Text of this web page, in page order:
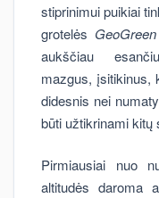
stiprinimui puikiai
grotelės GeoGreen
aukščiau
mazgus, įsitikinus,
didesnis nei
būti užtikrinami kitų
Pirmiausiai nuo
altitudės daroma